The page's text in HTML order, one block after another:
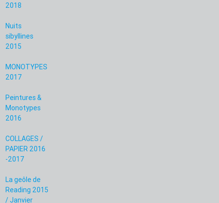
2018
Nuits
sibyllines
2015
MONOTYPES
2017
Peintures &
Monotypes
2016
COLLAGES /
PAPIER 2016
-2017
La geôle de
Reading 2015
/ Janvier